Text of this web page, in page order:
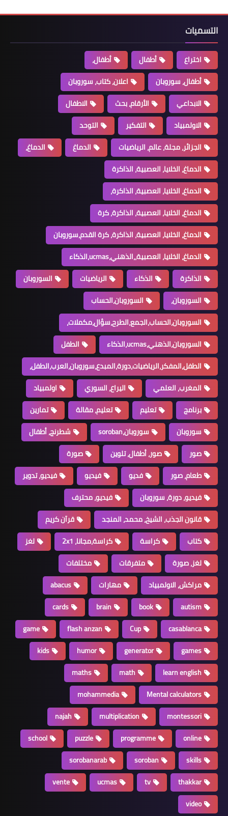
التسميات
اختراع أطفال
أطفال،
أطفال، سوروبان
اعلان، كتاب، سوروبان
الابداعي
الأرقام، بحث
الاطفال
الاولمبياد
التفكير
التوحد
الجزائر، مجلة، عالم، الرياضيات
الدماغ
الدماغ،
الدماغ، الخلايا، العصبية، الذاكرة
الدماغ، الخلايا، العصبية، الذاكرة،
الدماغ، الخلايا، العصبية، الذاكرة، كرة
الدماغ، الخلايا، العصبية، الذاكرة، كرة القدم،سوروبان
الدماغ، الخلايا، العصبية،،الذهني،ucmas،الذكاء
الذاكرة
الذكاء الرياضيات
السوروبان
السوروبان،
السوروبان،الحساب
السوروبان،الحساب،الجمع،الطرح،سؤال،مكملات،
السوروبان،الذهني،ucmas،الذكاء
الطفل
الطفل،المفكر،الرياضيات،دورة،المبدع،سوروبان،العرب،الطفل،
المغرب، العلمي
اليراع، السوري
اولمبياد
برنامج
تعليم تعليم، مقالة
تمارين
سوروبان
سوروبان،soroban
شطرنج، أطفال
صور
صور، أطفال، تلوين
صورة
طعام، صور
فديو فيديو
فيديو، تدوير
فيديو، دورة، سوروبان
فيديو، محترف
قانون الجذب، الشيخ، محمد، المنجد
قرآن كريم
كتاب
كراسة كراسة،مجانا، 2x1
لغز
لغز، صورة
متفرقات
مختلفات
مراكش، الاولمبياد
مهارات
abacus
autism
book
brain
cards
casablanca
Cup
flash anzan
game
games
generator
humor
kids
learn english
math
maths
Mental calculators
mohammedia
montessori
multiplication
najah
online
programme
puzzle
school
skills
soroban
sorobanarab
thakkar
tv
ucmas
vente
video